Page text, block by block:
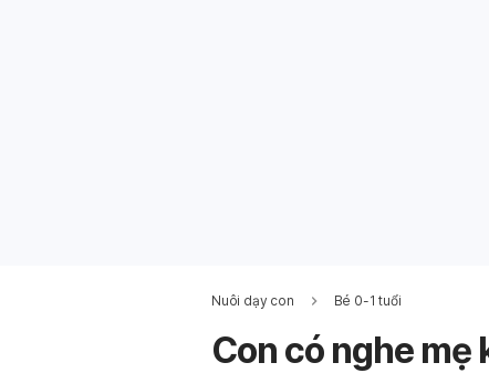
Nuôi dạy con Bé 0-1 tuổi
Con có nghe mẹ